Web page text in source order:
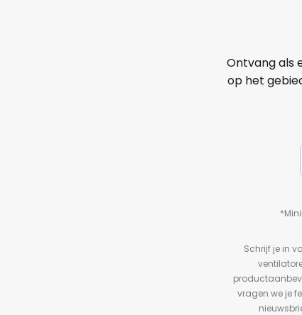
Ontvang als
op het
Schrijf je in
vragen we je